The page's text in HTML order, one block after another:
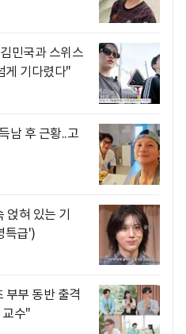
민국과 스위스
게 기다렸다"
남 후 근황..고
얹혀 있는 기
특급')
부 동반 출격
교수"